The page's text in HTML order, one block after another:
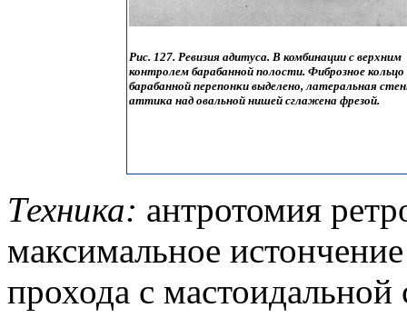
Рис. 127. Ревизия адитуса. В комбинации с верхним
контролем барабанной полости. Фиброзное кольцо
барабанной перепонки выделено, латеральная
аттика над овальной нишей сглажена фрезой.
Техника: антротомия
максимальное
прохода с